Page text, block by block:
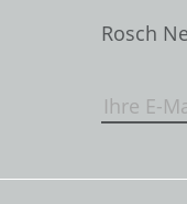
Rosch